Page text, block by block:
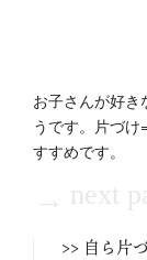
お子さんが好き
うです。片づ
すすめです。
>> 自ら片